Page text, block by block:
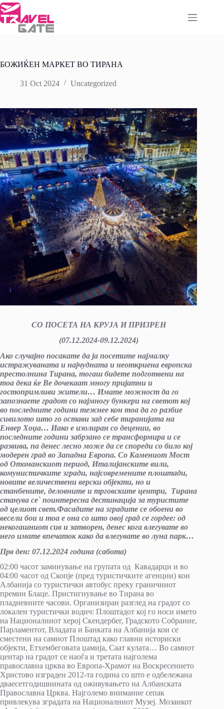
Skip
to
content
БОЖИЌЕН МАРКЕТ ВО ТИРАНА
31 Oct 2024 Uncategorized
СО ПОСЕТА НА КРУЈА И ПРИЗРЕН
(07.12.2024-09.12.2024)
Ако случајно посакате да ја посетите најмалку
истражуванaта и најчудната и неоткриена европска
престолнина Тирана, тогаш бидете подготвени на
тоа дека ќе Ве дочекаат многу пријатни и
гостопримливи жители… Имате можност да го
запознаете градот со најмногу бункери на светот кој
во последните години тежнее кон тоа да го разбие
сивилото што го остави зад себе тиранијата на
Енвер Хоџа… Иако е изолиран со децении, во
последните години забрзано се трансформира и се
развива, па денес лесно може да се спореди со било кој
модерен град во Западна Европа. Со Камениот Мост
од Отоманскиот период, Италијанските вили,
комунистичките згради, најсовремените плоштади,
новите величествени верски објекти, но и
станбените, деловните и трговските центри, Тирана
станува се` поинтересна дестинација за туристите
од целиот свет.Фасадите на зградите се обоени во
весели бои и тоа е она со што овој град се гордее: од
некогашниот сив и затворен, денес кога влегувате во
него имате впечаток како да влегувате во луна парк…
Прв ден: 07.12.2024 година (сабота)
02:00 часот заминување на групата од Кавадарци и во
04:00 часот од Скопје (пред туристичките агенции) кон
Албанија со туристички автобус преку граничниот
премин Блаце. Пристигнување во Тирана во
пладневните часови. Организиран разглед на градот со
локален туристички водич: Плоштадот кој го носи името
на Националниот херој Скендербег, Градското Собрание,
Парламентот, Владата и Банката на Албанија кои се
сместени на самиот Плоштад како главни историски
објекти, Етхембеговата џамија, Саат кулата… Во самиот
центар на градот се наоѓа и третата најголема
православна црква во Европа-Храмот на Воскресението
Христово изграден 2012-та година со што е одбележана
дваесетгодишнината од оживувањето на Албанската
Православна Црква. Најголемо внимание сепак
привлекува зградата на Националниот Музеј. Мозаикот